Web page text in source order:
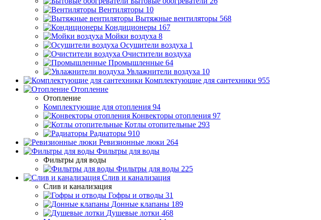
Вентиляторы 10
Вытяжные вентиляторы 568
Кондиционеры 167
Мойки воздуха 8
Осушители воздуха 1
Очистители воздуха
Промышленные 64
Увлажнители воздуха 10
Комплектующие для сантехники 955
Отопление
Отопление
Комплектующие для отопления 94
Конвекторы отопления 97
Котлы отопительные 293
Радиаторы 910
Ревизионные люки 264
Фильтры для воды
Фильтры для воды
Фильтры для воды 225
Слив и канализация
Слив и канализация
Гофры и отводы 31
Донные клапаны 189
Душевые лотки 468